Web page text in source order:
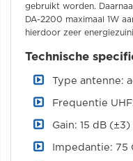
gebruikt worden.
DA-2200 maximaal 1W
hierdoor zeer
Technische
Type antenne:
Frequentie
Gain: 15 dB (±3)
Impedantie: 75